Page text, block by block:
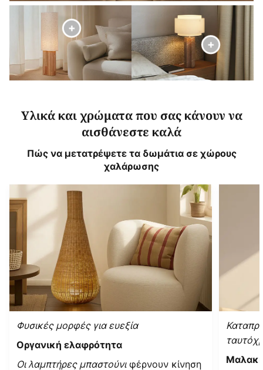
Υλικά και χρώματα που σας κάνουν να
αισθάνεστε καλά
Πώς να μετατρέψετε τα δωμάτια σε χώρους
χαλάρωσης
Φυσικές μορφές για ευεξία
Οργανική ελαφρότητα
Οι λαμπτήρες μπαστούνιφέρνουν κίνηση
Μαλακή